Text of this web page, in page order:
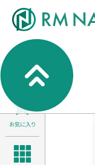
検索
お気に入り